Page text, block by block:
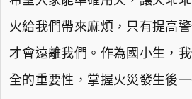
火給我們帶來麻煩，只有提高
才會遠離我們。作為國小生，
全的重要性，掌握火災發生後